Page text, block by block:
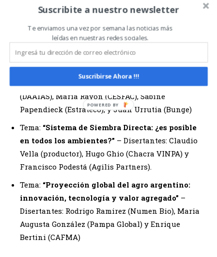
Tema:“Geopolítica, comercio internacional y su
impacto en el agro”– Disertantes: Marcelo
Elizondo (DNI/ITBA), Valeria Piñeiro
(IFPRI/CGIAR).
Tema:“EUDR: ¿estás preparado para cumplir la
(DAAIAS), Maria Rayon (CESFAC), Sabine
Papendieck (Estrateco), y Juan Urrutia (Bunge)
Tema: “Sistema de Siembra Directa: ¿es posible
en todos los ambientes?” – Disertantes: Claudio
Vella (productor), Hugo Ghio (Chacra VINPA) y
Francisco Podestá (Agilis Partners).
Tema: “Proyección global del agro argentino:
innovación, tecnología y valor agregado” –
Disertantes: Rodrigo Ramirez (Numen Bio), Maria
Augusta González (Pampa Global) y Enrique
Bertini (CAFMA)
Suscribite a nuestro newsletter
Te enviamos una vez por semana las noticias más
leídas en nuestras redes sociales.
Suscribirse Ahora !!!